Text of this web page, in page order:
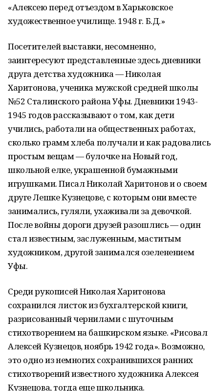
«Алексею перед отъездом в Харьковское
художественное училище. 1948 г. Б.Д.»
Посетителей выставки, несомненно,
заинтересуют представленные здесь дневники
друга детства художника — Николая
Харитонова, ученика мужской средней школы
№52 Сталинского района Уфы. Дневники 1943-
1945 годов рассказывают о том, как дети
учились, работали на общественных работах,
сколько грамм хлеба получали и как радовались
простым вещам — булочке на Новый год,
школьной елке, украшенной бумажными
игрушками. Писал Николай Харитонов и о своем
друге Лешке Кузнецове, с которым они вместе
занимались, гуляли, ухаживали за девочкой.
После войны дороги друзей разошлись — один
стал известным, заслуженным, маститым
художником, другой занимался озеленением
Уфы.
Среди рукописей Николая Харитонова
сохранился листок из бухгалтерской книги,
разрисованный чернилами с шуточным
стихотворением на башкирском языке. «Рисовал
Алексей Кузнецов, ноябрь 1942 года». Возможно,
это одно из немногих сохранившихся ранних
стихотворений известного художника Алексея
Кузнецова, тогда еще школьника.